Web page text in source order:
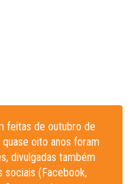
feitas de outubro de
oito anos foram
divulgadas também
sociais (Facebook,